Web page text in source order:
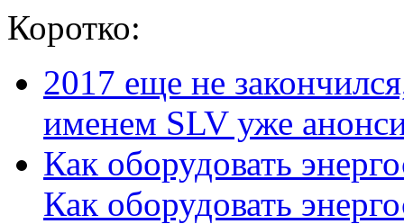
Коротко:
2017 еще не
именем SLV уже
Как оборудовать
Как оборудовать